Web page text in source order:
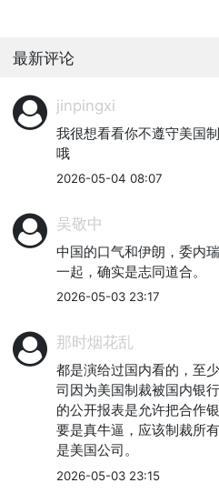
最新评论
jinpingxi
我很想看看你不遵守美国
哦
2026-05-04 08:07
吴敬中
中国的口气和伊朗，委内
一起，确实是志同道合。
2026-05-03 23:17
那时烟花乱
都是演给过国内看的，至
司因为美国制裁被国内银
的公开报表是允许把合作
要是真牛逼，应该制裁所
是美国公司。
2026-05-03 23:15